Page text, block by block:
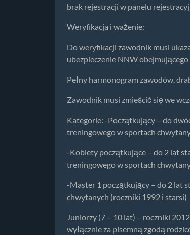
brak rejestracji w panelu
Weryfikacja i ważenie:
Do weryfikacji zawodnik musi
ubezpieczenie NNW
Pełny harmonogram zawodów,
Zawodnik musi zmieścić się we
Kategorie: -Początkujący – do
treningowego w sportach
-Kobiety początkujące – do 2 lat
treningowego w sportach
-Master 1 początkujący – do 2 lat
chwytanych (roczniki 1992 i starsi)
Juniorzy (7 – 10 lat) – roczniki
wyłącznie za pisemną zgodą